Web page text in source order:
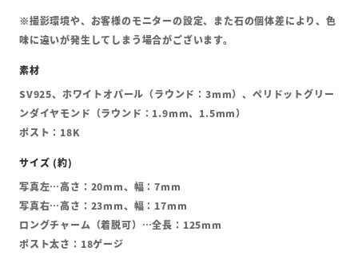
※撮影環境や、お客様のモニターの設定、また石の個体差により、色
味に違いが発生してしまう場合がございます。
SV925、ホワイトオパール（ラウンド：3mm）、ペリドットグリー
ンダイヤモンド（ラウンド：1.9mm、1.5mm）
ポスト：18K
写真左…高さ：20mm、幅：7mm
写真右…高さ：23mm、幅：17mm
ロングチャーム（着脱可）…全長：125mm
ポスト太さ：18ゲージ